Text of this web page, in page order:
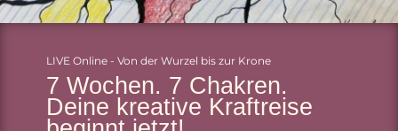
LIVE Online - Von der Wurzel bis zur Krone
7 Wochen. 7 Chakren.
Deine kreative Kraftreise